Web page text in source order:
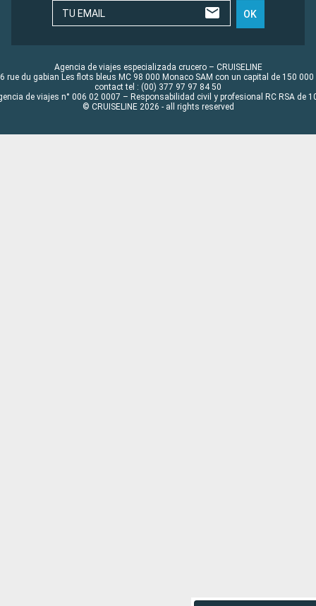
TU EMAIL OK
Agencia de viajes especializada crucero – CRUISELINE
rue du gabian Les flots bleus MC 98 000 Monaco SAM con un capital de 150 000
contact tel : (00) 377 97 97 84 50
de viajes n° 006 02 0007 – Responsabilidad civil y profesional RC RSA de
© CRUISELINE 2026 - all rights reserved